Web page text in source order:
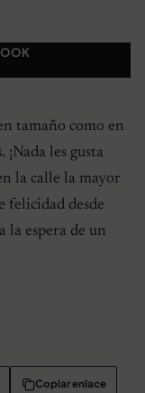
tamaño como en
les gusta
la calle la mayor
felicidad desde
la espera de un
Copiar enlace